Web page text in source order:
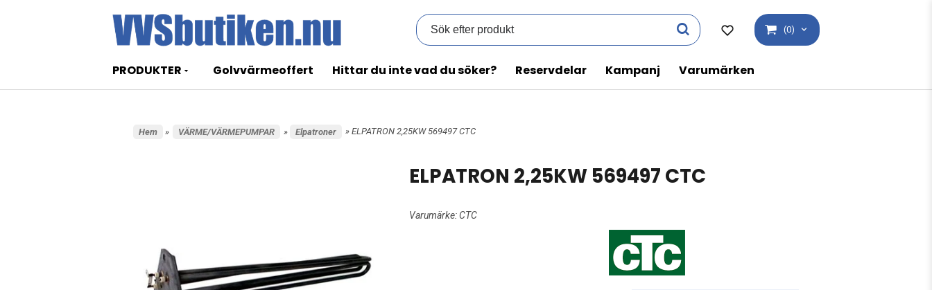
(0)
PRODUKTER Golvvärmeoffert Hittar du inte vad du söker? Reservdelar Kampanj Varumärken
Hem » VÄRME/VÄRMEPUMPAR » Elpatroner » ELPATRON 2,25KW 569497 CTC
ELPATRON 2,25KW 569497 CTC
Varumärke: CTC